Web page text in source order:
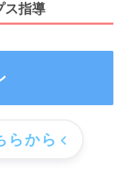
ス指導
らから